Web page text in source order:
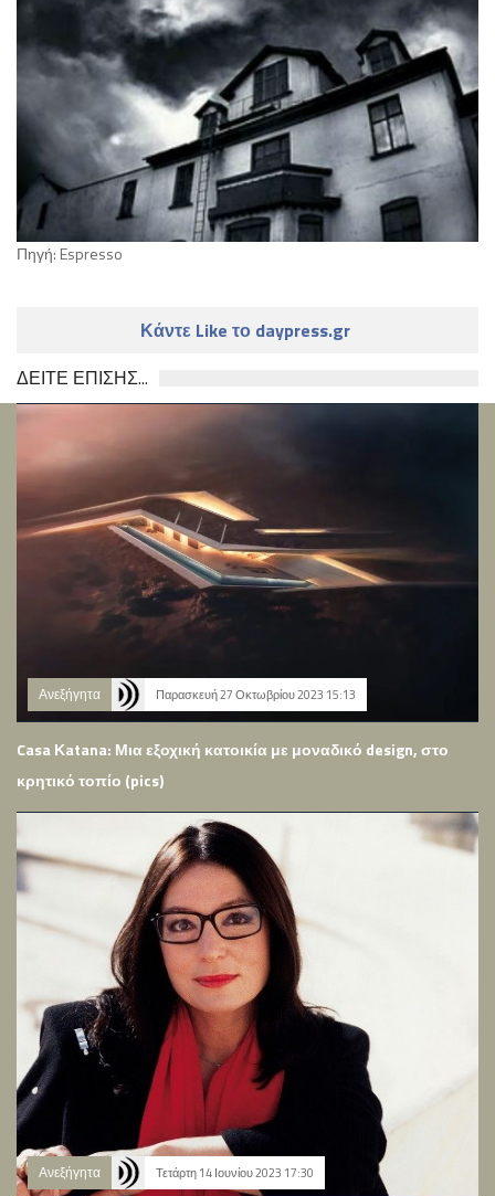
Πηγή: Espresso
Κάντε Like το daypress.gr
ΔΕΙΤΕ ΕΠΙΣΗΣ...
Ανεξήγητα Παρασκευή 27 Οκτωβρίου 2023 15:13
Casa Κatana: Μια εξοχική κατοικία με μοναδικό design, στο
κρητικό τοπίο (pics)
Ανεξήγητα Τετάρτη 14 Ιουνίου 2023 17:30